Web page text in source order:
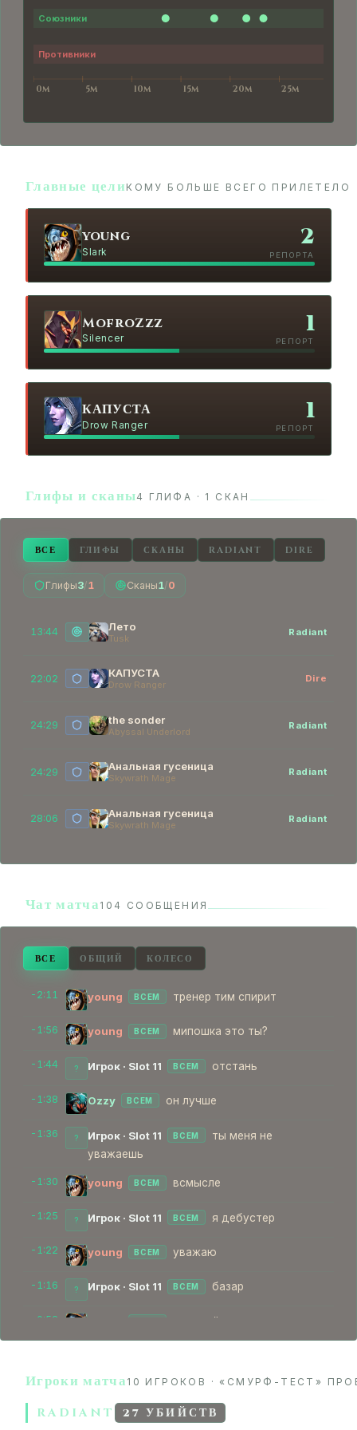
Главные цели КОМУ БОЛЬШЕ ВСЕГО ПРИЛЕТЕЛО
young
Slark
2
РЕПОРТА
MofroZzz
Silencer
1
РЕПОРТ
КАПУСТА
Drow Ranger
1
РЕПОРТ
Глифы и сканы4 ГЛИФА · 1 СКАН
ВСЕ ГЛИФЫ СКАНЫ RADIANT DIRE
Глифы3/1 Сканы1/0
13:44 Лето
Tusk
Radiant
22:02 КАПУСТА
Drow Ranger
Dire
24:29 the sonder
Abyssal Underlord
Radiant
24:29 Анальная гусеница
Skywrath Mage
Radiant
28:06 Анальная гусеница
Skywrath Mage
Radiant
Чат матча 104 СООБЩЕНИЯ
ВСЕ ОБЩИЙ КОЛЕСО
-2:11 young ВСЕМ тренер тим спирит
-1:56 young ВСЕМ мипошка это ты?
-1:44 ? Игрок · Slot 11 ВСЕМ отстань
-1:38 Ozzy ВСЕМ он лучше
-1:36 ? Игрок · Slot 11 ВСЕМ
ты меня не
уважаешь
-1:30 young ВСЕМ всмысле
-1:25 ? Игрок · Slot 11 ВСЕМ я дебустер
-1:22 young ВСЕМ уважаю
-1:16 ? Игрок · Slot 11 ВСЕМ базар
-0:52 а ты чей папик
-0:35 а дебустишь кого
Игрок · Slot 11 ВСЕМ Ну по заказу
Игроки матча 10 ИГРОКОВ · «СМУРФ-ТЕСТ»
RADIANT 27 УБИЙСТВ